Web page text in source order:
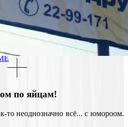
РОЛИКИ
КАМПАНИИ
по яйцам!
то неоднозначно всё... с юмороом.